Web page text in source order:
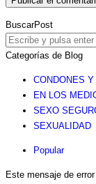
BuscarPost
Buscar:
Categorías de Blog
CONDONES
EN LOS
SEXO
SEXUALIDAD
Popular
Este mensaje de